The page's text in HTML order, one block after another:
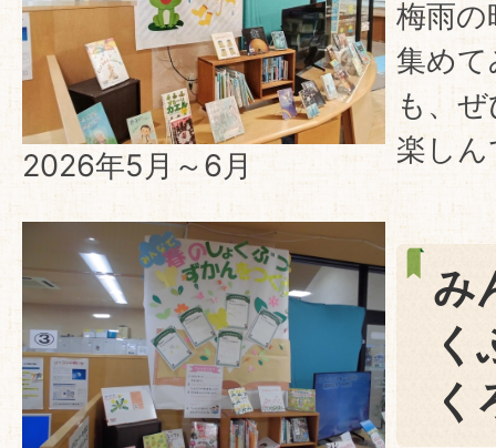
2026年5月～6月
梅雨の
集め
も、
楽し
み
く
く